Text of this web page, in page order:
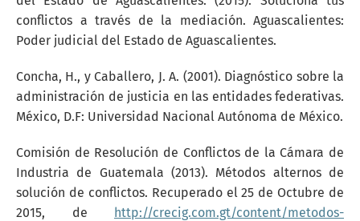
conflictos a través de la mediación. Aguascalientes:
Poder judicial del Estado de Aguascalientes.
Concha, H., y Caballero, J. A. (2001). Diagnóstico sobre la
administración de justicia en las entidades federativas.
México, D.F: Universidad Nacional Autónoma de México.
Comisión de Resolución de Conflictos de la Cámara de
Industria de Guatemala (2013). Métodos alternos de
solución de conflictos. Recuperado el 25 de Octubre de
2015, de http://crecig.com.gt/content/metodos-